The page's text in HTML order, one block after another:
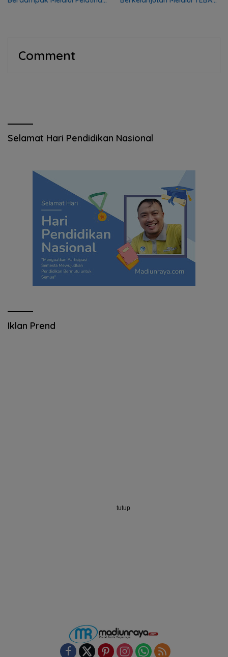
Comment
Selamat Hari Pendidikan Nasional
Iklan Prend
tutup